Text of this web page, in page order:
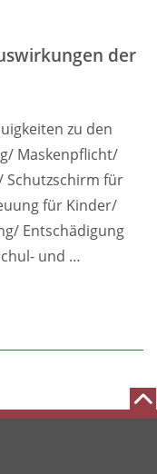
der
zu den
Maskenpflicht/
Schutzschirm für
für Kinder/
Entschädigung
und …